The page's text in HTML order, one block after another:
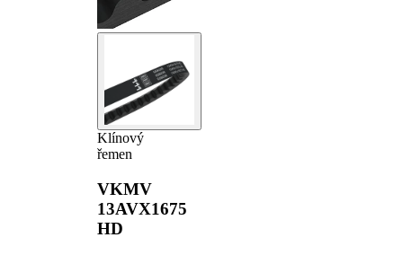
Klínový
řemen
VKMV
13AVX1675
HD